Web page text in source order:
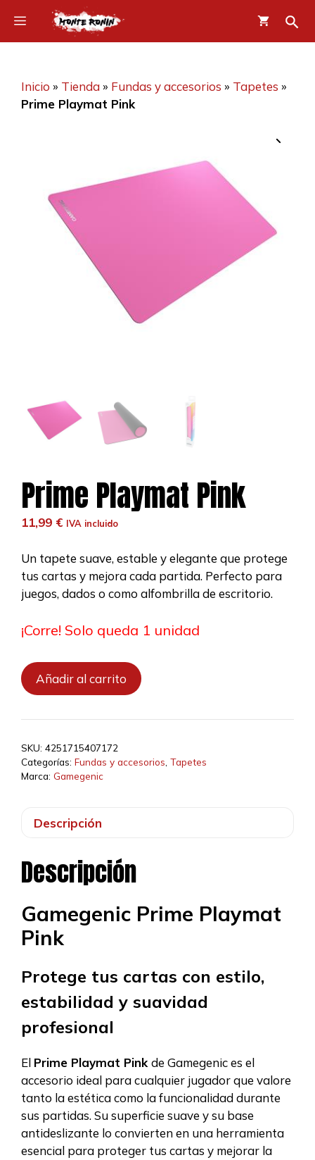
contenido
Menú
Inicio » Tienda» Fundas y accesorios » Tapetes »
Prime Playmat Pink
Prime Playmat Pink
11,99 € IVA incluido
Un tapete suave, estable y elegante que protege
tus cartas y mejora cada partida. Perfecto para
juegos, dados o como alfombrilla de escritorio.
¡Corre! Solo queda 1 unidad
Prime
Playmat
cantidad
Añadir al carrito
SKU: 4251715407172
Categorías: Fundas y accesorios Tapetes
Marca: Gamegenic
Descripción
Descripción
Gamegenic Prime Playmat
Pink
Protege tus cartas con estilo,
estabilidad y suavidad
profesional
El Prime Playmat Pink de Gamegenic es el
accesorio ideal para cualquier jugador que valore
tanto la estética como la funcionalidad durante
sus partidas. Su superficie suave y su base
antideslizante lo convierten en una herramienta
esencial para proteger tus cartas y mejorar la